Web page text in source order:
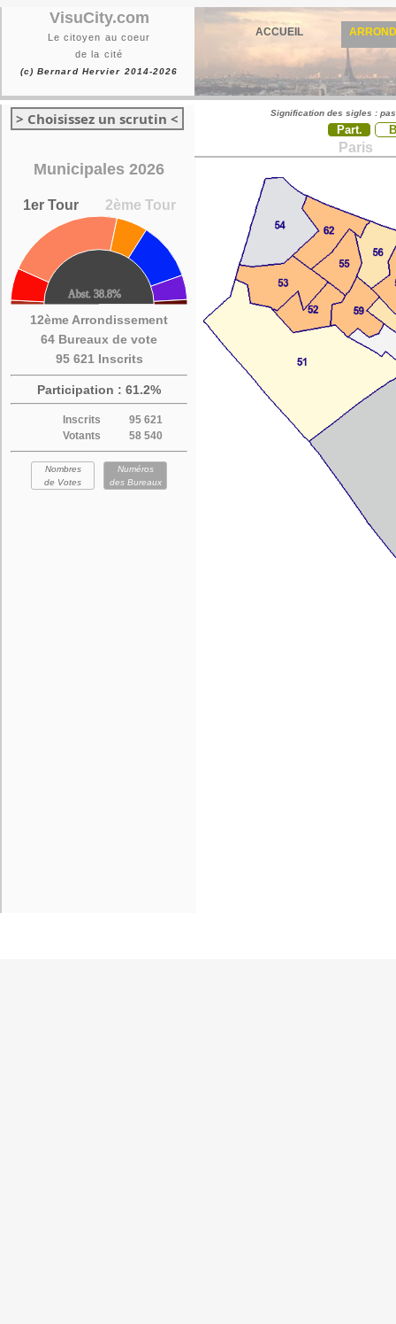
VisuCity.com
Le citoyen au coeur
de la cité
(c) Bernard Hervier 2014-2026
ACCUEIL
> Choisissez un scrutin <
Municipales 2026
1er Tour 2ème Tour
12ème Arrondissement
64 Bureaux de vote
95 621 Inscrits
Participation : 61.2%
Inscrits
95 621
Votants
58 540
Nombres
de Votes
Numéros
des Bureaux
Signification des sigles :
Part.
Paris